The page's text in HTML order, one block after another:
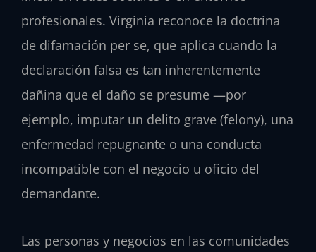
profesionales. Virginia reconoce la doctrina
de difamación per se, que aplica cuando la
declaración falsa es tan inherentemente
dañina que el daño se presume —por
ejemplo, imputar un delito grave (felony), una
enfermedad repugnante o una conducta
incompatible con el negocio u oficio del
demandante.
Las personas y negocios en las comunidades